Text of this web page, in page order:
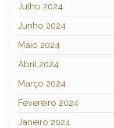
Julho 2024
Junho 2024
Maio 2024
Abril 2024
Março 2024
Fevereiro 2024
Janeiro 2024